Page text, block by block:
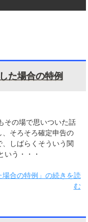
た場合の特例
その場で思いついた話
そろそろ確定申告の
しばらくそういう関
いう・・・
場合の特例」の続きを読
む